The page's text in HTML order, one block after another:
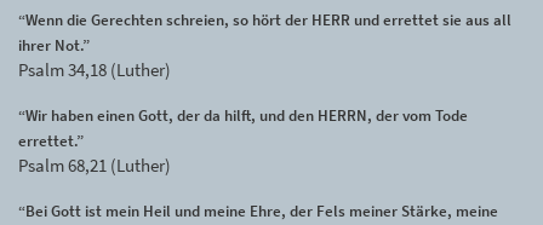
“Wenn die Gerechten schreien, so hört der HERR und errettet sie aus all
ihrer Not.”
Psalm 34,18 (Luther)
“Wir haben einen Gott, der da hilft, und den HERRN, der vom Tode
errettet.”
Psalm 68,21 (Luther)
“Bei Gott ist mein Heil und meine Ehre, der Fels meiner Stärke, meine